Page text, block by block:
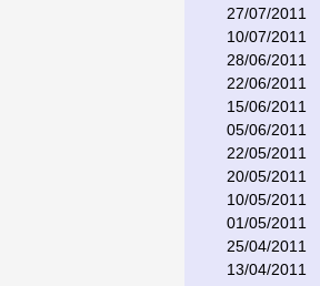
27/07/2011
10/07/2011
28/06/2011
22/06/2011
15/06/2011
05/06/2011
22/05/2011
20/05/2011
10/05/2011
01/05/2011
25/04/2011
13/04/2011